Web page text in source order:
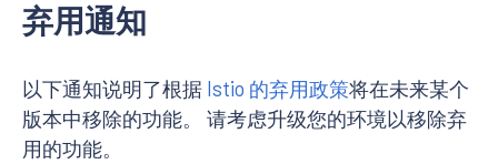
弃用通知
以下通知说明了根据 Istio 的弃用政策将在未来某个
版本中移除的功能。 请考虑升级您的环境以移除弃
用的功能。